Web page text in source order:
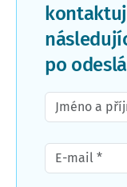
po